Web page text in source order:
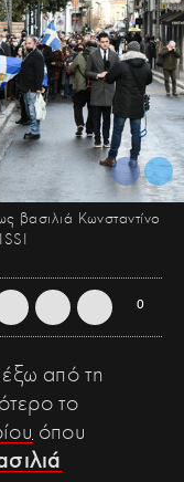
βασιλιά Κωνσταντίνο
0
από τη
το
όπου